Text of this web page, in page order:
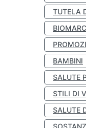
TUTELA
BAMBINI
SALUTE
STILI DI
SALUTE